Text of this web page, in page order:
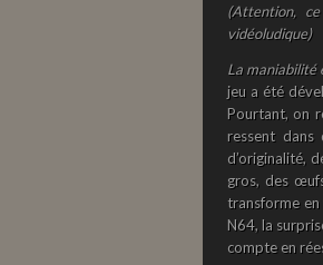
(Attention,
vidéoludique)
La maniabilité
jeu a été
Pourtant, on
ressent dans
d’originalité,
gros, des
transforme
N64, la
compte en